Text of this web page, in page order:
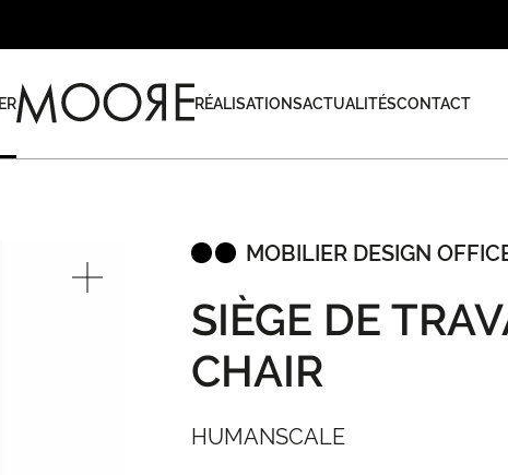
RÉALISATIONSACTUALITÉSCONTACT
MOBILIER DESIGN
SIÈGE DE
CHAIR
HUMANSCALE